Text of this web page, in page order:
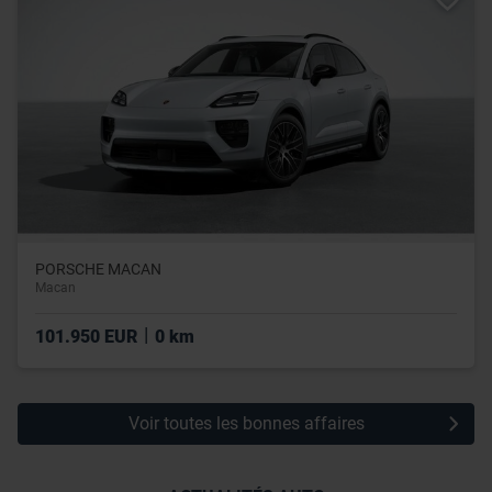
PORSCHE MACAN
Macan
101.950 EUR 0 km
Voir toutes les bonnes affaires